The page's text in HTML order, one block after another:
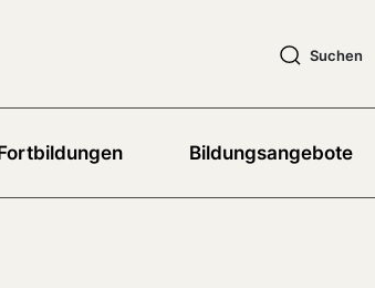
Suchen
Bildungsangebote